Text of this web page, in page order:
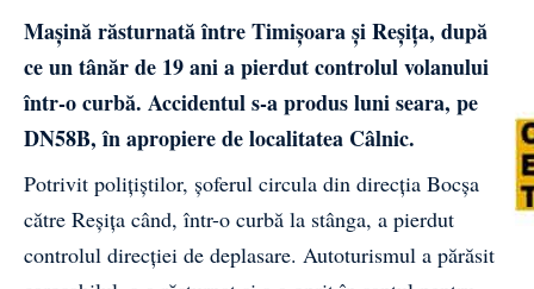
Mașină răsturnată între Timișoara și Reșița, după
ce un tânăr de 19 ani a pierdut controlul volanului
într-o curbă. Accidentul s-a produs luni seara, pe
DN58B, în apropiere de localitatea Câlnic.
Potrivit polițiștilor, șoferul circula din direcția Bocșa
către Reșița când, într-o curbă la stânga, a pierdut
controlul direcției de deplasare. Autoturismul a părăsit